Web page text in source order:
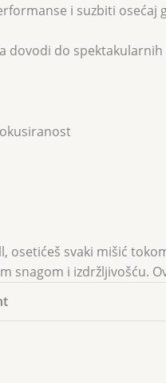
i suzbiti osećaj
dovodi do
osetićeš svaki mišić
snagom i izdržljivošću.